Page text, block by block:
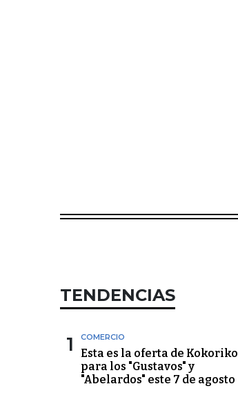
TENDENCIAS
1 COMERCIO
Esta es la oferta de Kokoriko
para los "Gustavos" y
"Abelardos" este 7 de agosto